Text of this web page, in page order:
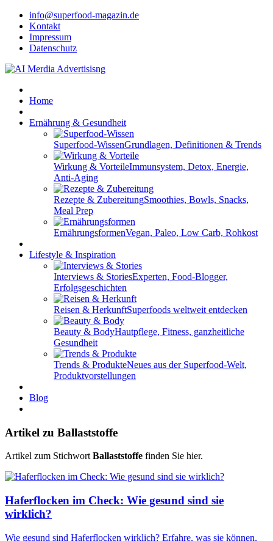
info@superfood-magazin.de
Kontakt
Impressum
Datenschutz
Home
Ernährung & Gesundheit
Superfood-WissenGrundlagen, Definitionen & Trends
Wirkung & VorteileImmunsystem, Detox, Energie,
Anti-Aging
Rezepte & ZubereitungSmoothies, Bowls, Snacks,
Meal Prep
ErnährungsformenVegan, Paleo, Low Carb, Rohkost
Lifestyle & Inspiration
Interviews & StoriesExperten, Food-Blogger,
Erfolgsgeschichten
Reisen & HerkunftSuperfoods weltweit entdecken
Beauty & BodyHautpflege, Fitness, ganzheitliche
Gesundheit
Trends & ProdukteNeues aus der Superfood-Welt,
Produktvorstellungen
Blog
Artikel zu Ballaststoffe
Artikel zum StichwortBallaststoffe finden Sie hier.
Haferflocken im Check: Wie gesund sind sie
wirklich?
Wie gesund sind Haferflocken wirklich? Erfahre, was sie können,